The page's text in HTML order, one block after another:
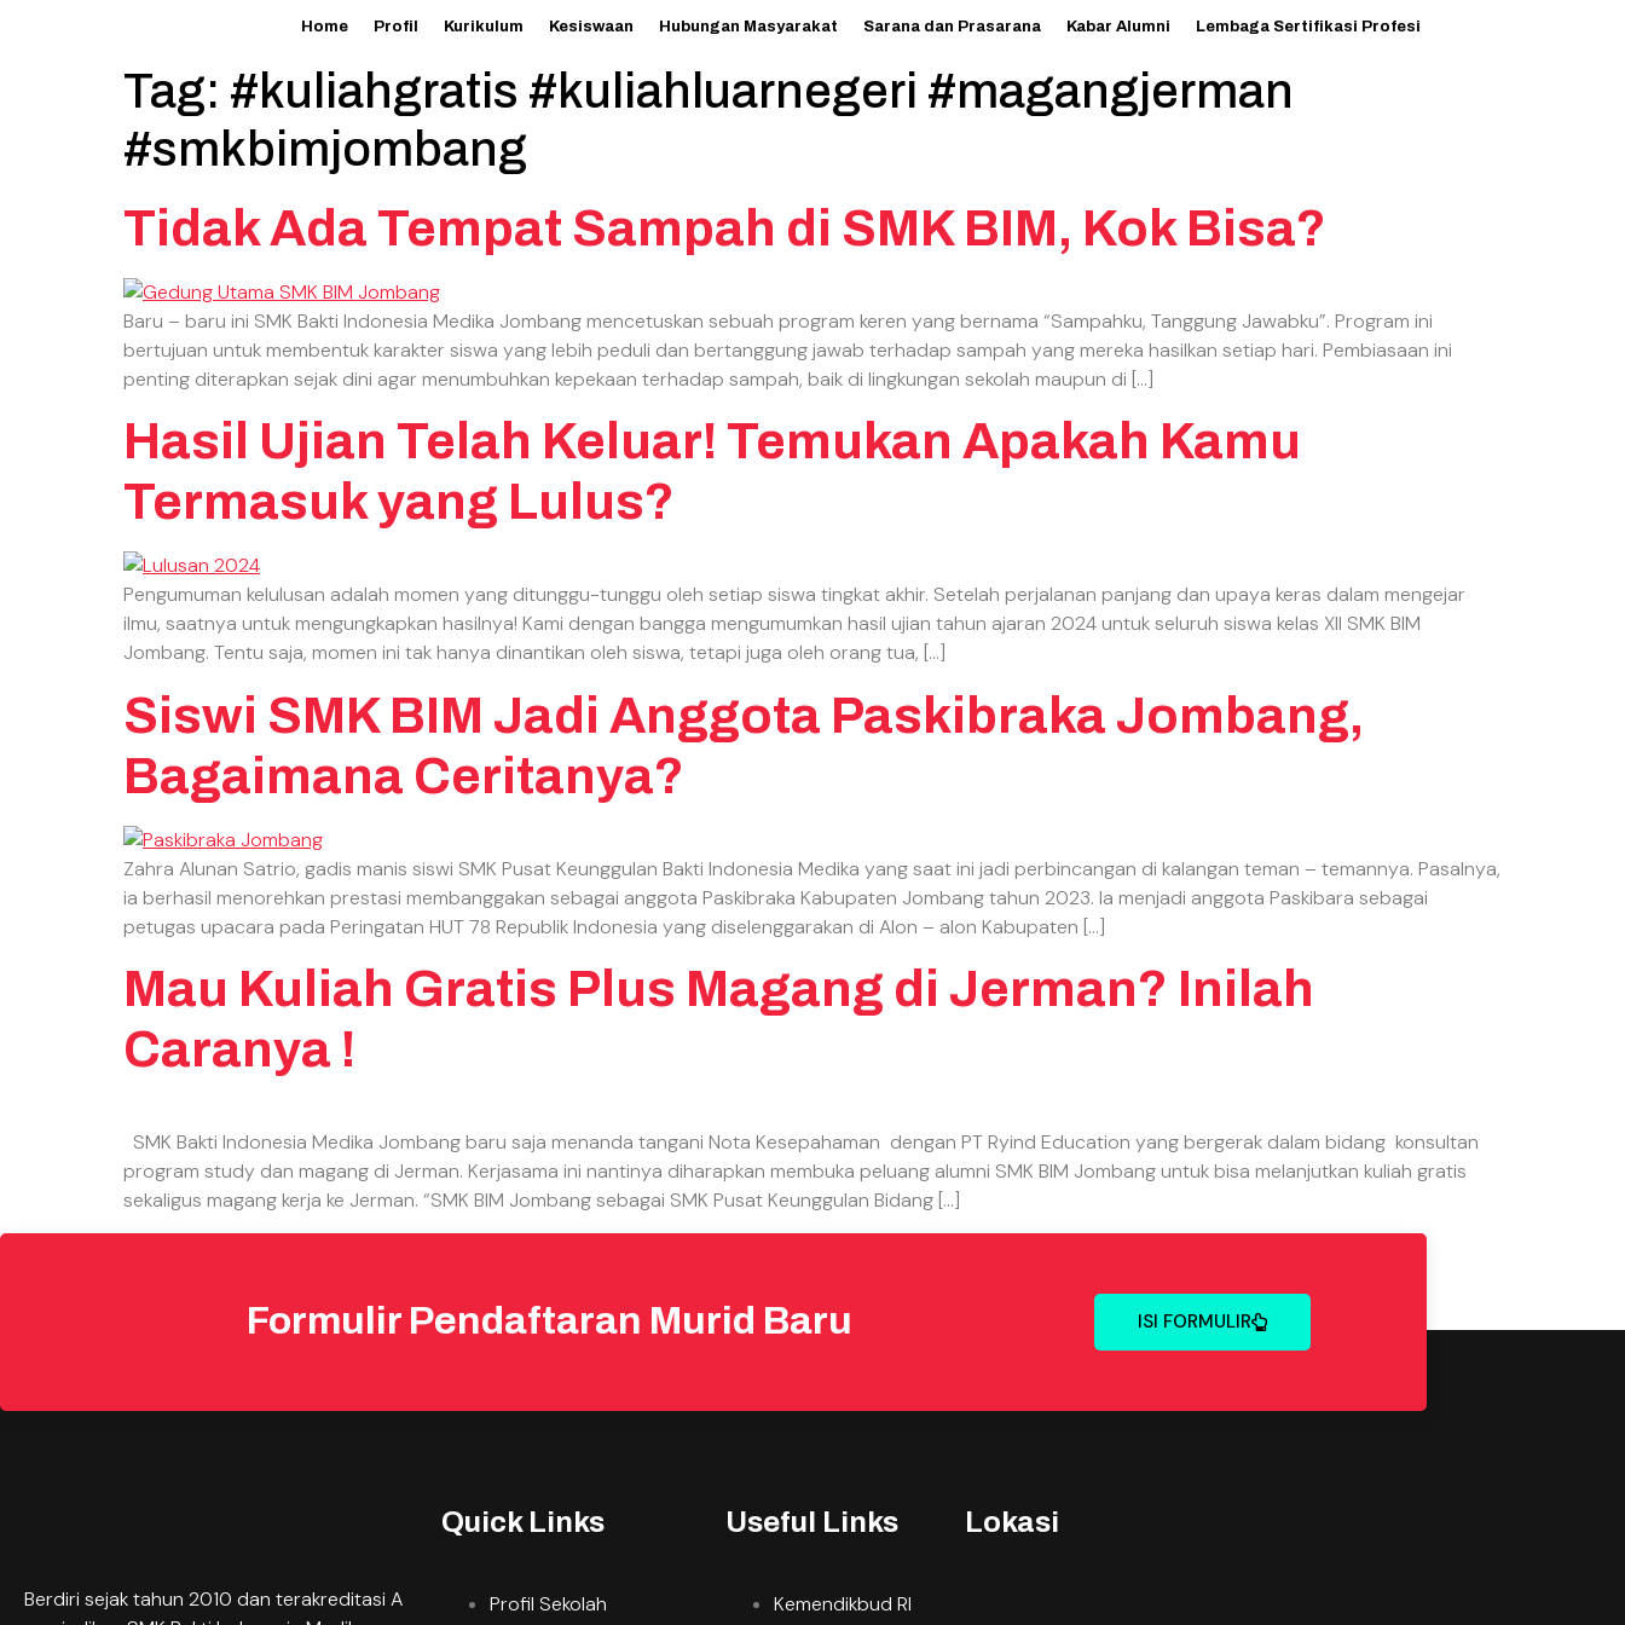
Home Profil Kurikulum Kesiswaan Hubungan Masyarakat Sarana dan Prasarana Kabar Alumni Lembaga Sertifikasi Profesi
Tag: #kuliahgratis #kuliahluarnegeri #magangjerman
#smkbimjombang
Tidak Ada Tempat Sampah di SMK BIM, Kok Bisa?
Baru – baru ini SMK Bakti Indonesia Medika Jombang mencetuskan sebuah program keren yang bernama “Sampahku, Tanggung Jawabku”. Program ini
bertujuan untuk membentuk karakter siswa yang lebih peduli dan bertanggung jawab terhadap sampah yang mereka hasilkan setiap hari. Pembiasaan ini
penting diterapkan sejak dini agar menumbuhkan kepekaan terhadap sampah, baik di lingkungan sekolah maupun di […]
Hasil Ujian Telah Keluar! Temukan Apakah Kamu
Termasuk yang Lulus?
Pengumuman kelulusan adalah momen yang ditunggu-tunggu oleh setiap siswa tingkat akhir. Setelah perjalanan panjang dan upaya keras dalam mengejar
ilmu, saatnya untuk mengungkapkan hasilnya! Kami dengan bangga mengumumkan hasil ujian tahun ajaran 2024 untuk seluruh siswa kelas XII SMK BIM
Jombang. Tentu saja, momen ini tak hanya dinantikan oleh siswa, tetapi juga oleh orang tua, […]
Siswi SMK BIM Jadi Anggota Paskibraka Jombang,
Bagaimana Ceritanya?
Zahra Alunan Satrio, gadis manis siswi SMK Pusat Keunggulan Bakti Indonesia Medika yang saat ini jadi perbincangan di kalangan teman – temannya. Pasalnya,
ia berhasil menorehkan prestasi membanggakan sebagai anggota Paskibraka Kabupaten Jombang tahun 2023. Ia menjadi anggota Paskibara sebagai
petugas upacara pada Peringatan HUT 78 Republik Indonesia yang diselenggarakan di Alon – alon Kabupaten […]
Mau Kuliah Gratis Plus Magang di Jerman? Inilah
Caranya !
SMK Bakti Indonesia Medika Jombang baru saja menanda tangani Nota Kesepahaman dengan PT Ryind Education yang bergerak dalam bidang konsultan
program study dan magang di Jerman. Kerjasama ini nantinya diharapkan membuka peluang alumni SMK BIM Jombang untuk bisa melanjutkan kuliah gratis
sekaligus magang kerja ke Jerman. “SMK BIM Jombang sebagai SMK Pusat Keunggulan Bidang […]
Formulir Pendaftaran Murid Baru ISI FORMULIR
Berdiri sejak tahun 2010 dan terakreditasi A
Quick Links
Profil Sekolah
Useful Links
Kemendikbud RI
Lokasi